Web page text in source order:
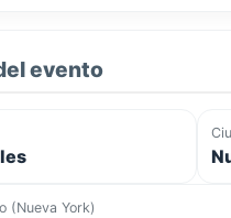
evento
(Nueva York)